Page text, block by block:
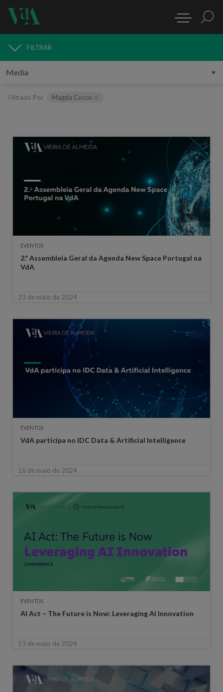
MEDIA
FILTRAR
Filtrado Por Magda Cocco
EVENTOS
2.ª Assembleia Geral da Agenda New Space Portugal na
VdA
23 de maio de 2024
EVENTOS
VdA participa no IDC Data & Artificial Intelligence
16 de maio de 2024
EVENTOS
AI Act – The Future is Now: Leveraging AI Innovation
13 de maio de 2024